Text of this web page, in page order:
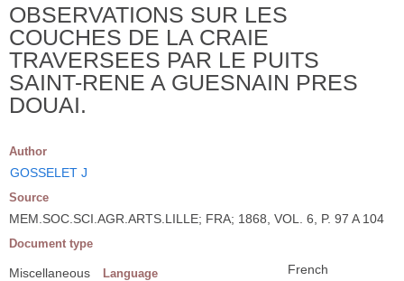
OBSERVATIONS SUR LES
COUCHES DE LA CRAIE
TRAVERSEES PAR LE PUITS
SAINT-RENE A GUESNAIN PRES
DOUAI.
Author
GOSSELET J
Source
MEM.SOC.SCI.AGR.ARTS.LILLE; FRA; 1868, VOL. 6, P. 97 A 104
Document type
Miscellaneous Language French